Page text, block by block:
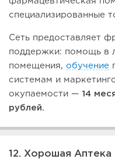
специализированные
Сеть предоставляет
поддержки: помощь в
помещения, обучение
системам и
окупаемости — 14
рублей.
12. Хорошая Аптека